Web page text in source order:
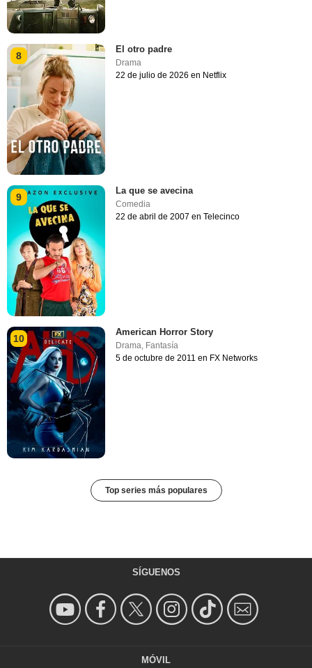
8
El otro padre
Drama
22 de julio de 2026 en Netflix
9
La que se avecina
Comedia
22 de abril de 2007 en Telecinco
10
American Horror Story
Drama, Fantasía
5 de octubre de 2011 en FX Networks
Top series más populares
SÍGUENOS
MÓVIL